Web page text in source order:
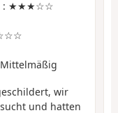
: ★★★☆☆
wir
und hatten